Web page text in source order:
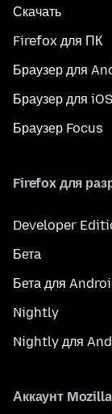
Скачать
Firefox для ПК
Браузер для
Браузер для iOS
Браузер Focus
Firefox для
Developer
Бета
Бета для
Nightly
Nightly для
Аккаунт Mozilla